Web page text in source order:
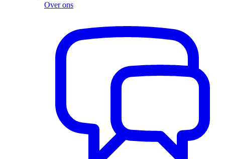
Over ons